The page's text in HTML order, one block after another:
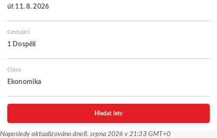
út 11. 8. 2026
Cestující
1 Dospělí
Class
Ekonomika
Hledat lety
Naposledy aktualizováno dne8. srpna 2026 v 21:33 GMT+0